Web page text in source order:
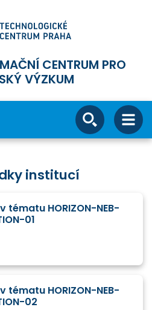
CENTRUM PRO
VÝZKUM
institucí
HORIZON-NEB-
01
HORIZON-NEB-
02